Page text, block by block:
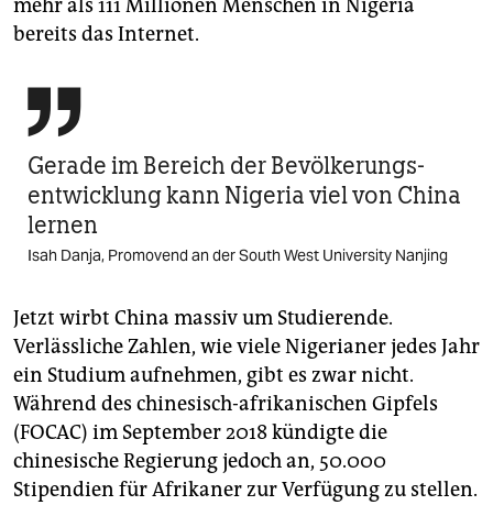
mehr als 111 Millionen Menschen in Nigeria
bereits das Internet.

Gerade im Bereich der Bevölkerungs-
entwicklung kann Nigeria viel von China
lernen
Isah Danja, Promovend an der South West University Nanjing
Jetzt wirbt China massiv um Studierende.
Verlässliche Zahlen, wie viele Nigerianer jedes Jahr
ein Studium aufnehmen, gibt es zwar nicht.
Während des chinesisch-afrikanischen Gipfels
(FOCAC) im September 2018 kündigte die
chinesische Regierung jedoch an, 50.000
Stipendien für Afrikaner zur Verfügung zu stellen.